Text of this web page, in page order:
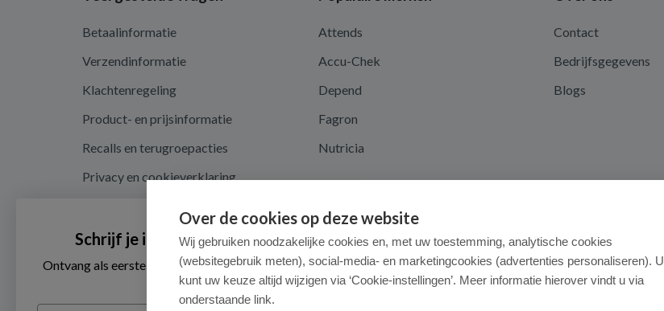
Betaalinformatie
Verzendinformatie
Klachtenregeling
Product- en prijsinformatie
Recalls en terugroepacties
Privacy en cookieverklaring
Algemene voorwaarden
Herroepingsrecht en retouren
Attends
Accu-Chek
Depend
Fagron
Nutricia
Contact
Bedrijfsgegevens
Blogs
Over de cookies op deze website
Wij gebruiken noodzakelijke cookies en, met uw toestemming, analytische cookies
(websitegebruik meten), social-media- en marketingcookies (advertenties personaliseren). U
kunt uw keuze altijd wijzigen via ‘Cookie-instellingen’. Meer informatie hierover vindt u via
onderstaande link.
Schrijf je in voor onze nieuwsbrief
Ontvang als eerste de beste aanbiedingen en persoonlijk
advies